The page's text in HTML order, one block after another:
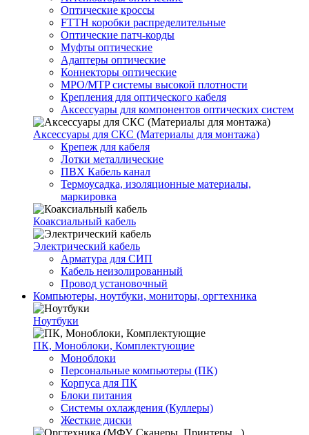
Оптические кроссы
FTTH коробки распределительные
Оптические патч-корды
Муфты оптические
Адаптеры оптические
Коннекторы оптические
MPO/MTP системы высокой плотности
Крепления для оптического кабеля
Аксессуары для компонентов оптических систем
Аксессуары для СКС (Материалы для монтажа)
Крепеж для кабеля
Лотки металлические
ПВХ Кабель канал
Термоусадка, изоляционные материалы,
маркировка
Коаксиальный кабель
Электрический кабель
Арматура для СИП
Кабель неизолированный
Провод установочный
Компьютеры, ноутбуки, мониторы, оргтехника
Ноутбуки
ПК, Моноблоки, Комплектующие
Моноблоки
Персональные компьютеры (ПК)
Корпуса для ПК
Блоки питания
Системы охлаждения (Куллеры)
Жесткие диски